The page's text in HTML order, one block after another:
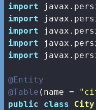
import
import
import
import
import
@Entity
@Table (name =
public
class City